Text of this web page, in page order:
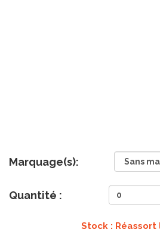
Marquage(s):
Quantité :
Stock : Réassort